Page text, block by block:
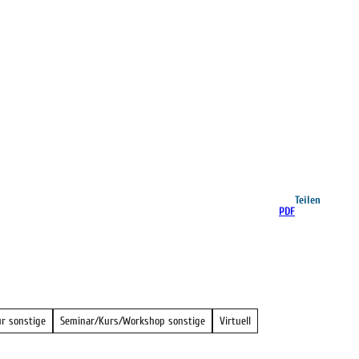
PDF
Teilen
sonstige Seminar/Kurs/Workshop sonstige Virtuell